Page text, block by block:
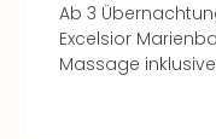
Ab 3
Excelsior
Massage